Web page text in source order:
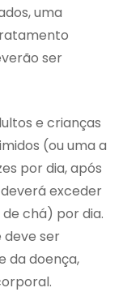
uma
ser
e crianças
(ou uma a
por dia, após
exceder
chá) por dia.
deve ser
da doença,